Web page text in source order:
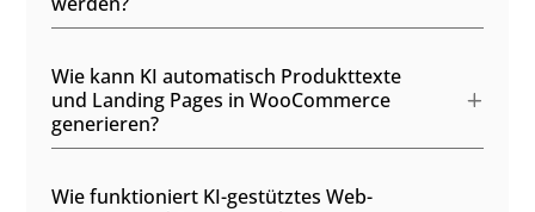
Wie kann KI automatisch Produkttexte
und Landing Pages in WooCommerce
generieren?
Wie funktioniert KI-gestütztes Web-